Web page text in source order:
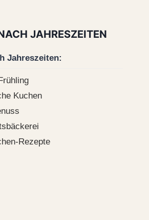
JAHRESZEITEN
Jahreszeiten:
Kuchen
Rezepte